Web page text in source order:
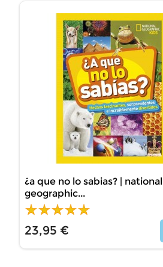
¿a que no lo sabias? | national
geographic...
23,95 €